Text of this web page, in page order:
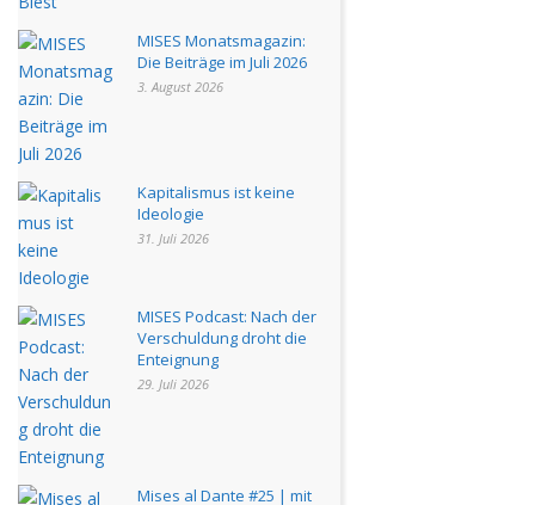
MISES Monatsmagazin:
Die Beiträge im Juli 2026
3. August 2026
Kapitalismus ist keine
Ideologie
31. Juli 2026
MISES Podcast: Nach der
Verschuldung droht die
Enteignung
29. Juli 2026
Mises al Dante #25 | mit